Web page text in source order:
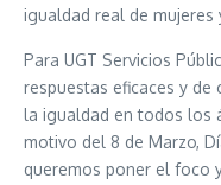
igualdad real de mujeres
Para UGT Servicios
respuestas eficaces y de
la igualdad en todos los
motivo del 8 de Marzo,
queremos poner el foco